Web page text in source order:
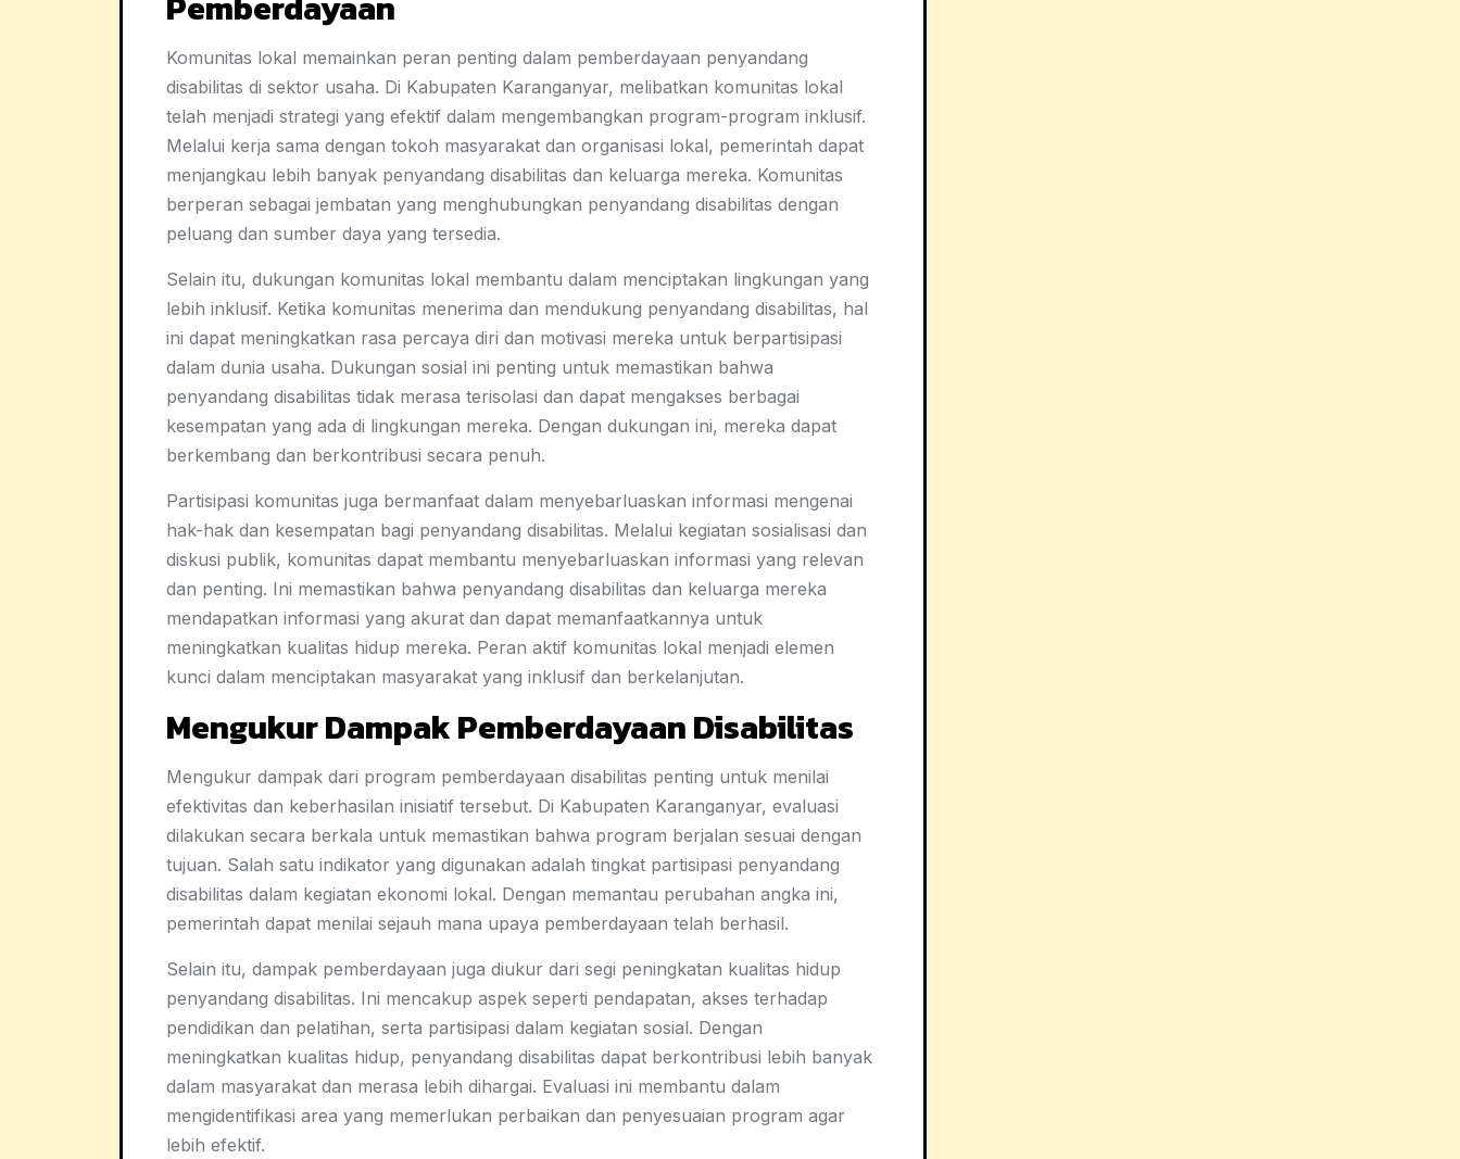
Komunitas lokal memainkan peran penting dalam pemberdayaan penyandang
disabilitas di sektor usaha. Di Kabupaten Karanganyar, melibatkan komunitas lokal
telah menjadi strategi yang efektif dalam mengembangkan program-program inklusif.
Melalui kerja sama dengan tokoh masyarakat dan organisasi lokal, pemerintah dapat
menjangkau lebih banyak penyandang disabilitas dan keluarga mereka. Komunitas
berperan sebagai jembatan yang menghubungkan penyandang disabilitas dengan
peluang dan sumber daya yang tersedia.
Selain itu, dukungan komunitas lokal membantu dalam menciptakan lingkungan yang
lebih inklusif. Ketika komunitas menerima dan mendukung penyandang disabilitas, hal
ini dapat meningkatkan rasa percaya diri dan motivasi mereka untuk berpartisipasi
dalam dunia usaha. Dukungan sosial ini penting untuk memastikan bahwa
penyandang disabilitas tidak merasa terisolasi dan dapat mengakses berbagai
kesempatan yang ada di lingkungan mereka. Dengan dukungan ini, mereka dapat
berkembang dan berkontribusi secara penuh.
Partisipasi komunitas juga bermanfaat dalam menyebarluaskan informasi mengenai
hak-hak dan kesempatan bagi penyandang disabilitas. Melalui kegiatan sosialisasi dan
diskusi publik, komunitas dapat membantu menyebarluaskan informasi yang relevan
dan penting. Ini memastikan bahwa penyandang disabilitas dan keluarga mereka
mendapatkan informasi yang akurat dan dapat memanfaatkannya untuk
meningkatkan kualitas hidup mereka. Peran aktif komunitas lokal menjadi elemen
kunci dalam menciptakan masyarakat yang inklusif dan berkelanjutan.
Mengukur Dampak Pemberdayaan Disabilitas
Mengukur dampak dari program pemberdayaan disabilitas penting untuk menilai
efektivitas dan keberhasilan inisiatif tersebut. Di Kabupaten Karanganyar, evaluasi
dilakukan secara berkala untuk memastikan bahwa program berjalan sesuai dengan
tujuan. Salah satu indikator yang digunakan adalah tingkat partisipasi penyandang
disabilitas dalam kegiatan ekonomi lokal. Dengan memantau perubahan angka ini,
pemerintah dapat menilai sejauh mana upaya pemberdayaan telah berhasil.
Selain itu, dampak pemberdayaan juga diukur dari segi peningkatan kualitas hidup
penyandang disabilitas. Ini mencakup aspek seperti pendapatan, akses terhadap
pendidikan dan pelatihan, serta partisipasi dalam kegiatan sosial. Dengan
meningkatkan kualitas hidup, penyandang disabilitas dapat berkontribusi lebih banyak
dalam masyarakat dan merasa lebih dihargai. Evaluasi ini membantu dalam
mengidentifikasi area yang memerlukan perbaikan dan penyesuaian program agar
lebih efektif.